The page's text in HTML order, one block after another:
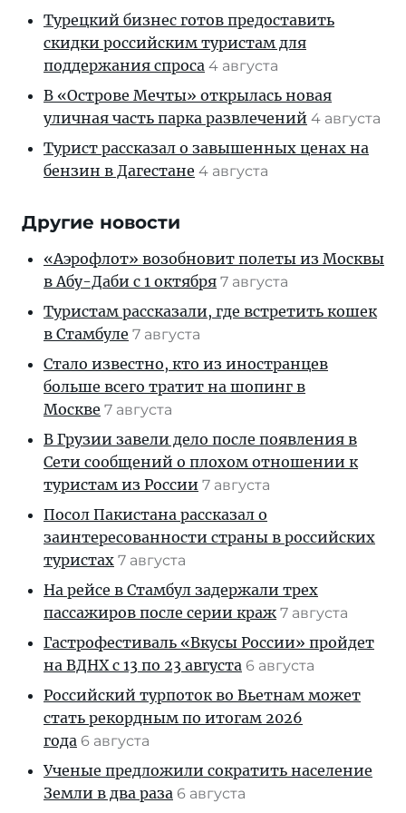
Турецкий бизнес готов предоставить
скидки российским туристам для
поддержания спроса 4 августа
В «Острове Мечты» открылась новая
уличная часть парка развлечений 4 августа
Турист рассказал о завышенных ценах на
бензин в Дагестане 4 августа
Другие новости
«Аэрофлот» возобновит полеты из Москвы
в Абу-Даби с 1 октября 7 августа
Туристам рассказали, где встретить кошек
в Стамбуле 7 августа
Стало известно, кто из иностранцев
больше всего тратит на шопинг в
Москве 7 августа
В Грузии завели дело после появления в
Сети сообщений о плохом отношении к
туристам из России 7 августа
Посол Пакистана рассказал о
заинтересованности страны в российских
туристах 7 августа
На рейсе в Стамбул задержали трех
пассажиров после серии краж 7 августа
Гастрофестиваль «Вкусы России» пройдет
на ВДНХ с 13 по 23 августа 6 августа
Российский турпоток во Вьетнам может
стать рекордным по итогам 2026
года 6 августа
Ученые предложили сократить население
Земли в два раза 6 августа